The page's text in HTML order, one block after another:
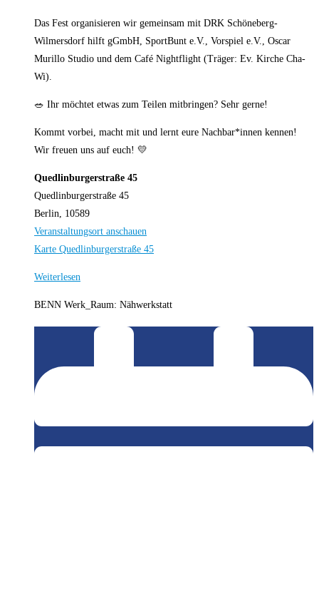
Das Fest organisieren wir gemeinsam mit DRK Schöneberg-
Wilmersdorf hilft gGmbH, SportBunt e.V., Vorspiel e.V., Oscar
Murillo Studio und dem Café Nightflight (Träger: Ev. Kirche Cha-
Wi).
🥗 Ihr möchtet etwas zum Teilen mitbringen? Sehr gerne!
Kommt vorbei, macht mit und lernt eure Nachbar*innen kennen!
Wir freuen uns auf euch! 💛
Quedlinburgerstraße 45
Quedlinburgerstraße 45
Berlin, 10589
Veranstaltungsort anschauen
Karte Quedlinburgerstraße 45
Weiterlesen
BENN Werk_Raum: Nähwerkstatt